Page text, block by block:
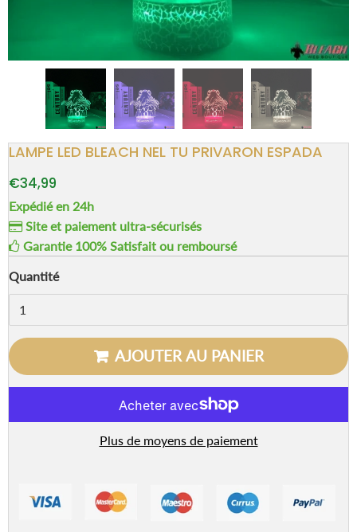
LAMPE LED BLEACH NEL TU PRIVARON ESPADA
€34,99
Expédié en 24h
Site et paiement ultra-sécurisés
Garantie 100% Satisfait ou remboursé
Quantité
AJOUTER AU PANIER
Plus de moyens de paiement